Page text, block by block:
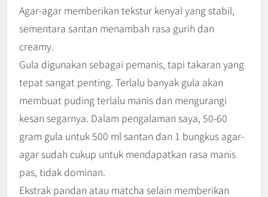
Agar-agar memberikan tekstur kenyal yang stabil,
sementara santan menambah rasa gurih dan
creamy.
Gula digunakan sebagai pemanis, tapi takaran yang
tepat sangat penting. Terlalu banyak gula akan
membuat puding terlalu manis dan mengurangi
kesan segarnya. Dalam pengalaman saya, 50-60
gram gula untuk 500 ml santan dan 1 bungkus agar-
agar sudah cukup untuk mendapatkan rasa manis
pas, tidak dominan.
Ekstrak pandan atau matcha selain memberikan